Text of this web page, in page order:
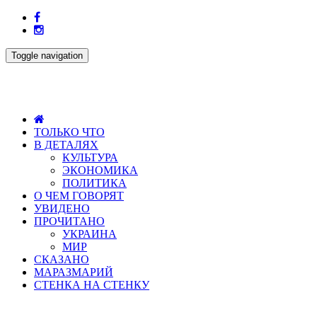
Toggle navigation
ТОЛЬКО ЧТО
В ДЕТАЛЯХ
КУЛЬТУРА
ЭКОНОМИКА
ПОЛИТИКА
О ЧЕМ ГОВОРЯТ
УВИДЕНО
ПРОЧИТАНО
УКРАИНА
МИР
СКАЗАНО
МАРАЗМАРИЙ
СТЕНКА НА СТЕНКУ